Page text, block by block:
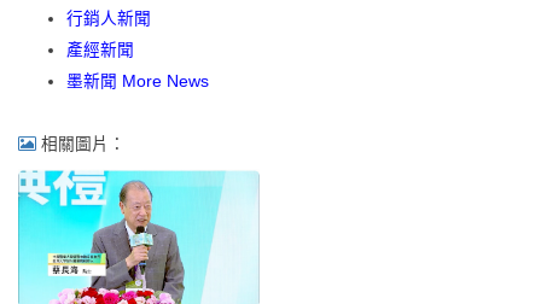
行銷人新聞
產經新聞
墨新聞 More News
相關圖片：